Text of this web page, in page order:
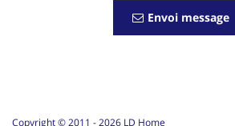
Envoi message
Copyright © 2011 -2026 LD Home